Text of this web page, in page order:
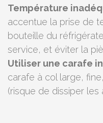
Température
accentue la prise de
bouteille du
service, et éviter la
Utiliser une carafe
carafe à col large,
(risque de dissiper les